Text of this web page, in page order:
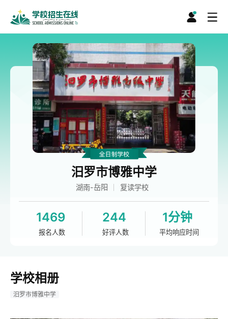
汨罗市博雅中学
湖南-岳阳 复读学校
1469
报名人数
244
好评人数
1分钟
平均响应时间
学校相册
汨罗市博雅中学